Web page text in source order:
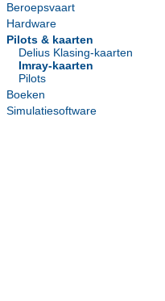
Beroepsvaart
Hardware
Pilots & kaarten
Delius Klasing-kaarten
Imray-kaarten
Pilots
Boeken
Simulatiesoftware